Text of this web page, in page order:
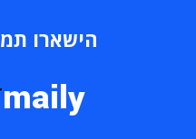
הישארו
maily